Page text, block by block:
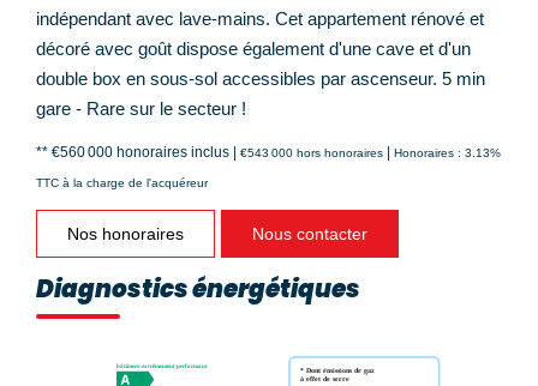
indépendant avec lave-mains. Cet appartement rénové et
décoré avec goût dispose également d'une cave et d'un
double box en sous-sol accessibles par ascenseur. 5 min
gare - Rare sur le secteur !
** €560 000 honoraires inclus | €543 000 hors honoraires | Honoraires : 3.13%
TTC à la charge de l'acquéreur
Nos honoraires Nous contacter
Diagnostics énergétiques